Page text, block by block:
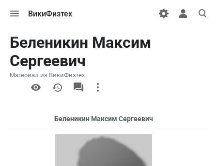
меню
ВикиФизтех
Открыть
поиск
Беленикин Максим
Сергеевич
Материал из ВикиФизтех
More
actions
Беленикин Максим Сергеевич